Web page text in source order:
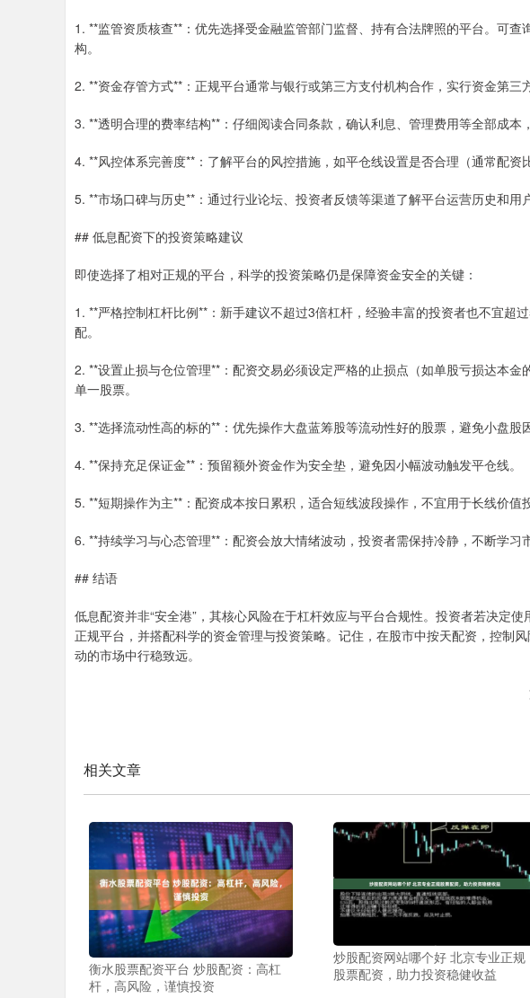
1. **监管资质核查**：优先选择受金融监管部门监督、持有合法牌照的平台。可
构。
2. **资金存管方式**：正规平台通常与银行或第三方支付机构合作，实行资金第三
3. **透明合理的费率结构**：仔细阅读合同条款，确认利息、管理费用等全部成本
4. **风控体系完善度**：了解平台的风控措施，如平仓线设置是否合理（通常配资
5. **市场口碑与历史**：通过行业论坛、投资者反馈等渠道了解平台运营历史和用
## 低息配资下的投资策略建议
即使选择了相对正规的平台，科学的投资策略仍是保障资金安全的关键：
1. **严格控制杠杆比例**：新手建议不超过3倍杠杆，经验丰富的投资者也不宜超
配。
2. **设置止损与仓位管理**：配资交易必须设定严格的止损点（如单股亏损达本
单一股票。
3. **选择流动性高的标的**：优先操作大盘蓝筹股等流动性好的股票，避免小盘股
4. **保持充足保证金**：预留额外资金作为安全垫，避免因小幅波动触发平仓线。
5. **短期操作为主**：配资成本按日累积，适合短线波段操作，不宜用于长线价值
6. **持续学习与心态管理**：配资会放大情绪波动，投资者需保持冷静，不断学习
## 结语
低息配资并非“安全港”，其核心风险在于杠杆效应与平台合规性。投资者若决定
正规平台，并搭配科学的资金管理与投资策略。记住，在股市中按天配资，控制
动的市场中行稳致远。
相关文章
衡水股票配资平台 炒股配资：高杠
杆，高风险，谨慎投资
炒股配资网站哪个好 北京专业正规
股票配资，助力投资稳健收益